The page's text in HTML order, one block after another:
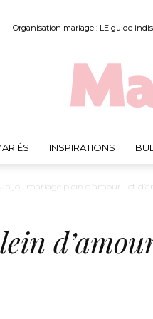
Organisation mariage : LE guide
INSPIRATIONS
Un joli mariage plein d’amour… et